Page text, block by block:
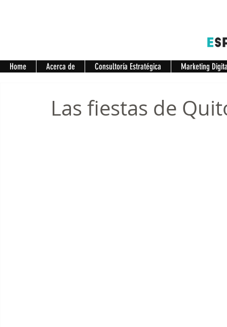
Home Acerca de Consultoría Estratégica Marketing
Las fiestas de